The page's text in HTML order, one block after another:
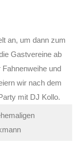
an, um dann zum
Gastvereine ab
und
wir nach dem
mit DJ Kollo.